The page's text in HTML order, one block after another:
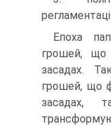
Епоха
грошей, що
засадах.
грошей, що
засадах,